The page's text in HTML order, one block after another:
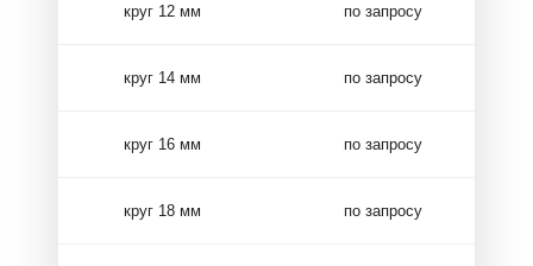
круг 12 мм по запросу
круг 14 мм по запросу
круг 16 мм по запросу
круг 18 мм по запросу